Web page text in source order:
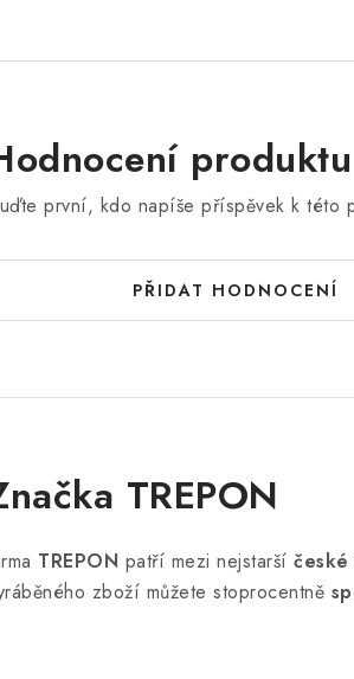
první, kdo napíše příspěvek k této
PŘIDAT HODNOCENÍ
TREPON
TREPON patří mezi nejstarší
zboží můžete stoprocentně